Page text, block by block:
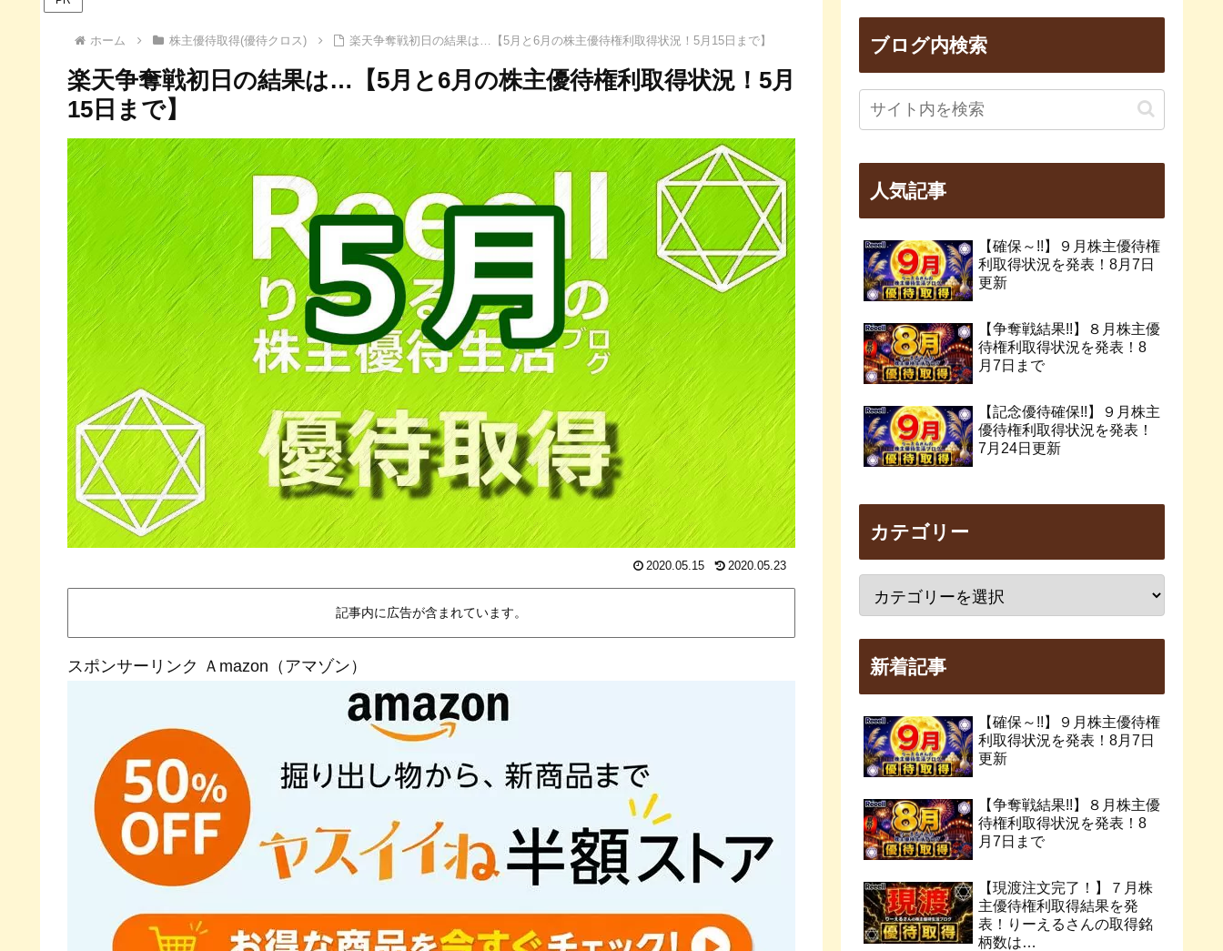
ホーム 株主優待取得(優待クロス) 楽天争奪戦初日の結果は…【5月と6月の株主優待権利取得状況！5月15日まで】
楽天争奪戦初日の結果は…【5月と6月の株主優待権利取得状況！5月
15日まで】
2020.05.15 2020.05.23
記事内に広告が含まれています。
スポンサーリンク Ａmazon（アマゾン）
ブログ内検索
人気記事
【確保～!!】９月株主優待権
利取得状況を発表！8月7日
更新
【争奪戦結果!!】８月株主優
待権利取得状況を発表！8
月7日まで
【記念優待確保!!】９月株主
優待権利取得状況を発表！
7月24日更新
カテゴリー
新着記事
【確保～!!】９月株主優待権
利取得状況を発表！8月7日
更新
【争奪戦結果!!】８月株主優
待権利取得状況を発表！8
月7日まで
【現渡注文完了！】７月株
主優待権利取得結果を発
表！りーえるさんの取得銘
柄数は…